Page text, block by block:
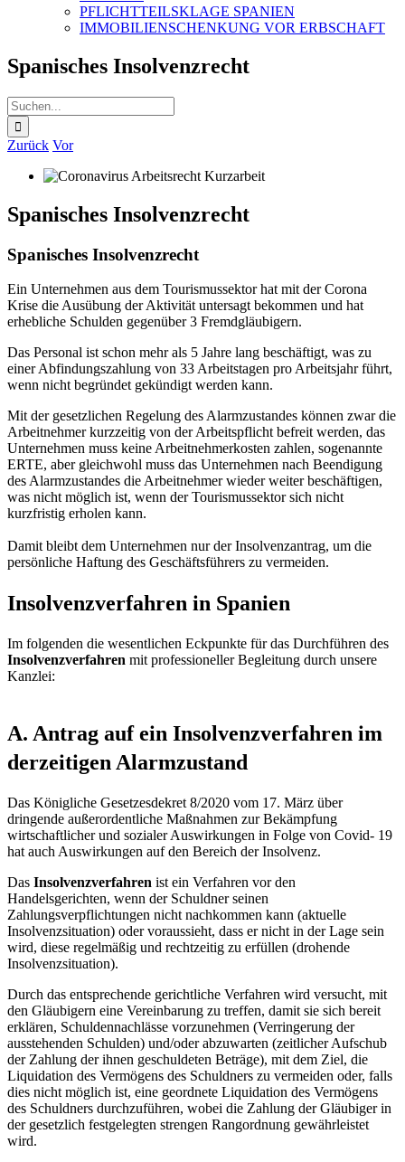
PFLICHTTEILSKLAGE SPANIEN
IMMOBILIENSCHENKUNG VOR ERBSCHAFT
Spanisches Insolvenzrecht
Suche
nach:
Zurück Vor
Spanisches Insolvenzrecht
Spanisches Insolvenzrecht
Ein Unternehmen aus dem Tourismussektor hat mit der Corona
Krise die Ausübung der Aktivität untersagt bekommen und hat
erhebliche Schulden gegenüber 3 Fremdgläubigern.
Das Personal ist schon mehr als 5 Jahre lang beschäftigt, was zu
einer Abfindungszahlung von 33 Arbeitstagen pro Arbeitsjahr führt,
wenn nicht begründet gekündigt werden kann.
Mit der gesetzlichen Regelung des Alarmzustandes können zwar die
Arbeitnehmer kurzzeitig von der Arbeitspflicht befreit werden, das
Unternehmen muss keine Arbeitnehmerkosten zahlen, sogenannte
ERTE, aber gleichwohl muss das Unternehmen nach Beendigung
des Alarmzustandes die Arbeitnehmer wieder weiter beschäftigen,
was nicht möglich ist, wenn der Tourismussektor sich nicht
kurzfristig erholen kann.
Damit bleibt dem Unternehmen nur der Insolvenzantrag, um die
persönliche Haftung des Geschäftsführers zu vermeiden.
Insolvenzverfahren in Spanien
Im folgenden die wesentlichen Eckpunkte für das Durchführen des
Insolvenzverfahren mit professioneller Begleitung durch unsere
Kanzlei:
A. Antrag auf ein Insolvenzverfahren im
derzeitigen Alarmzustand
Das Königliche Gesetzesdekret 8/2020 vom 17. März über
dringende außerordentliche Maßnahmen zur Bekämpfung
wirtschaftlicher und sozialer Auswirkungen in Folge von Covid- 19
hat auch Auswirkungen auf den Bereich der Insolvenz.
Das Insolvenzverfahren ist ein Verfahren vor den
Handelsgerichten, wenn der Schuldner seinen
Zahlungsverpflichtungen nicht nachkommen kann (aktuelle
Insolvenzsituation) oder voraussieht, dass er nicht in der Lage sein
wird, diese regelmäßig und rechtzeitig zu erfüllen (drohende
Insolvenzsituation).
Durch das entsprechende gerichtliche Verfahren wird versucht, mit
den Gläubigern eine Vereinbarung zu treffen, damit sie sich bereit
erklären, Schuldennachlässe vorzunehmen (Verringerung der
ausstehenden Schulden) und/oder abzuwarten (zeitlicher Aufschub
der Zahlung der ihnen geschuldeten Beträge), mit dem Ziel, die
Liquidation des Vermögens des Schuldners zu vermeiden oder, falls
dies nicht möglich ist, eine geordnete Liquidation des Vermögens
des Schuldners durchzuführen, wobei die Zahlung der Gläubiger in
der gesetzlich festgelegten strengen Rangordnung gewährleistet
wird.